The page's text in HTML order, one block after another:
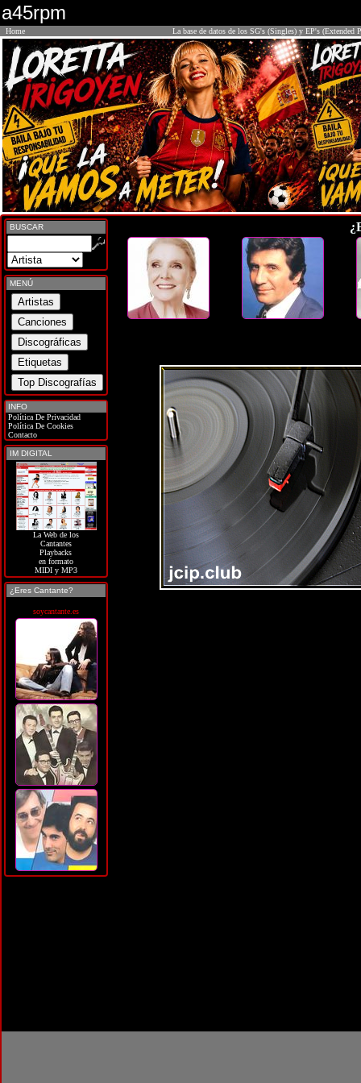
a45rpm
Home La base de datos de los SG's (Singles) y EP's (Extended
BUSCAR
MENÚ
INFO
Política De Privacidad
Política De Cookies
Contacto
IM DIGITAL
La Web de los
Cantantes
Playbacks
en formato
MIDI y MP3
¿Eres Cantante?
soycantante.es